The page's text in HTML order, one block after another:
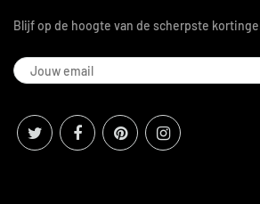
Blijf op de hoogte van de scherpste